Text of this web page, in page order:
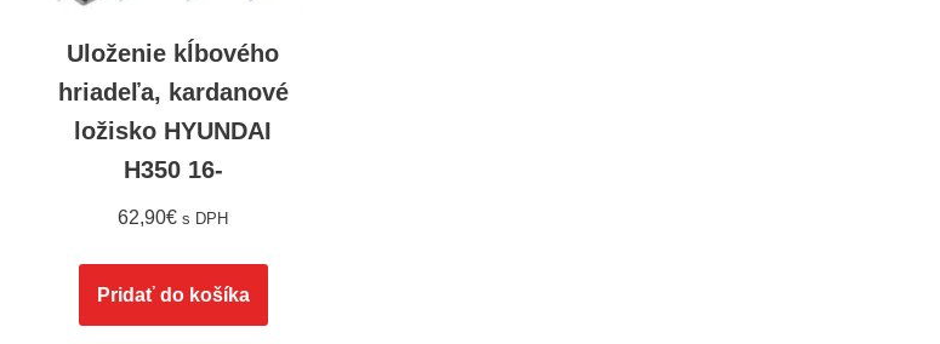
Uloženie kĺbového
hriadeľa, kardanové
ložisko HYUNDAI
H350 16-
62,90€ s DPH
Pridať do košíka